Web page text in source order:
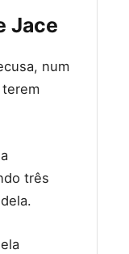
Jace
num
três